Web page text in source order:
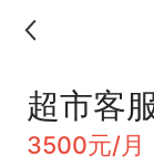
超市客
3500元/月